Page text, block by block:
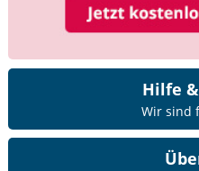
Hilfe
Wir sind